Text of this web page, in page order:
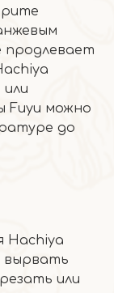
продлевает
Fuyu можно
до
Hachiya
вырвать
или